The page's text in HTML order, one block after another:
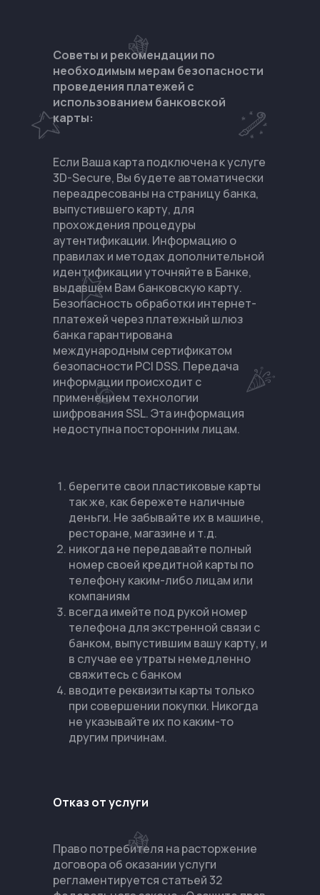
Если Ваша карта подключена к услуге
3D-Secure, Вы будете автоматически
переадресованы на страницу банка,
выпустившего карту, для
прохождения процедуры
аутентификации. Информацию о
правилах и методах дополнительной
идентификации уточняйте в Банке,
выдавшем Вам банковскую карту.
Безопасность обработки интернет-
платежей через платежный шлюз
банка гарантирована
международным сертификатом
безопасности PCI DSS. Передача
информации происходит с
применением технологии
шифрования SSL. Эта информация
недоступна посторонним лицам.
берегите свои пластиковые карты
так же, как бережете наличные
деньги. Не забывайте их в машине,
ресторане, магазине и т.д.
никогда не передавайте полный
номер своей кредитной карты по
телефону каким-либо лицам или
компаниям
всегда имейте под рукой номер
телефона для экстренной связи с
банком, выпустившим вашу карту, и
в случае ее утраты немедленно
свяжитесь с банком
вводите реквизиты карты только
при совершении покупки. Никогда
не указывайте их по каким-то
другим причинам.
Советы и рекомендации по
необходимым мерам безопасности
проведения платежей с
использованием банковской
карты:
Отказ от услуги
Право потребителя на расторжение
договора об оказании услуги
регламентируется статьей 32